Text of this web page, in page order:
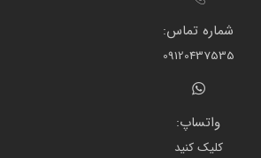
شماره تماس:
09120437535
واتساپ:
کلیک کنید